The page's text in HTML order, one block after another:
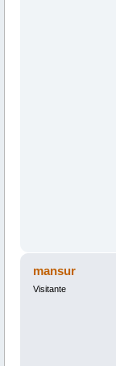
mansur
Visitante